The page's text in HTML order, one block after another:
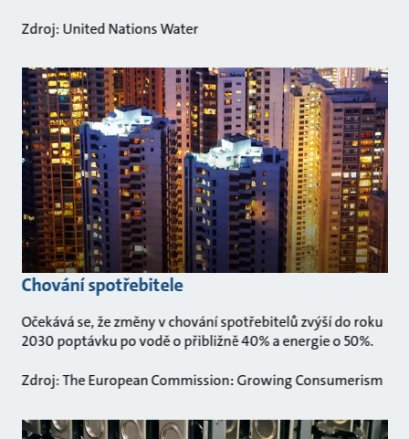
Zdroj: United Nations Water
Chování spotřebitele
Očekává se, že změny v chování spotřebitelů zvýší do roku
2030 poptávku po vodě o přibližně 40% a energie o 50%.
Zdroj: The European Commission: Growing Consumerism